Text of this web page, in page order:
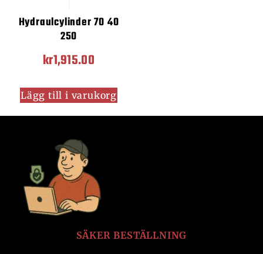
Hydraulcylinder 70 40
250
kr1,915.00
Lägg till i varukorg
SÄKER BESTÄLLNING